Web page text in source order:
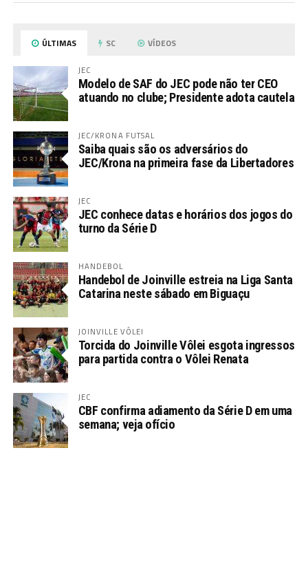
ÚLTIMAS SC VÍDEOS
JEC
Modelo de SAF do JEC pode não ter CEO
atuando no clube; Presidente adota cautela
JEC/KRONA FUTSAL
Saiba quais são os adversários do
JEC/Krona na primeira fase da Libertadores
JEC
JEC conhece datas e horários dos jogos do
turno da Série D
HANDEBOL
Handebol de Joinville estreia na Liga Santa
Catarina neste sábado em Biguaçu
JOINVILLE VÔLEI
Torcida do Joinville Vôlei esgota ingressos
para partida contra o Vôlei Renata
JEC
CBF confirma adiamento da Série D em uma
semana; veja ofício